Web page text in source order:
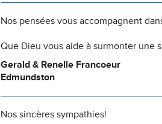
Nos pensées vous accompagnent
Que Dieu vous aide à surmonter une
Gerald & Renelle Francoeur
Edmundston
Nos sincères sympathies!